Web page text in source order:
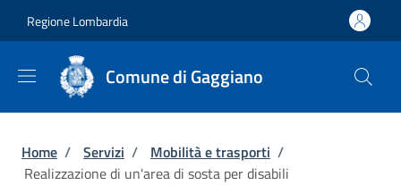
Regione Lombardia
Comune di Gaggiano
Briciole di pane
Home / Servizi / Mobilità e trasporti /
Realizzazione di un'area di sosta per disabili